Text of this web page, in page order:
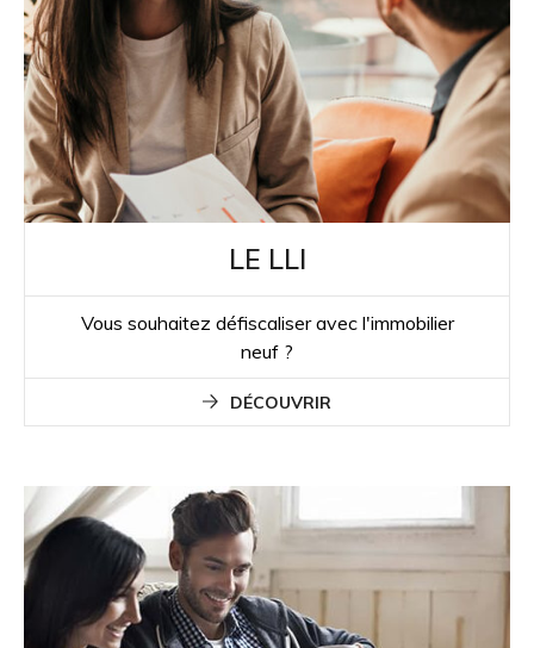
LE LLI
Vous souhaitez défiscaliser avec l'immobilier
neuf ?
DÉCOUVRIR